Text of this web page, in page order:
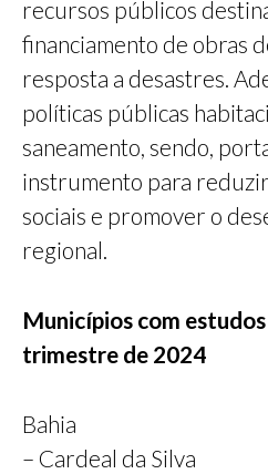
recursos públicos
financiamento de obras
resposta a desastres.
políticas públicas
saneamento, sendo,
instrumento para
sociais e promover o
regional.
Municípios com
trimestre de 2024
Bahia
– Cardeal da Silva